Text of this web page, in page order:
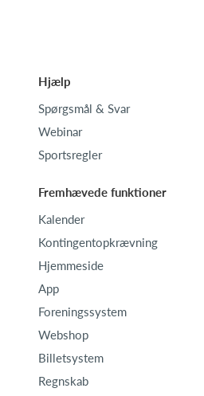
Hjælp
Spørgsmål & Svar
Webinar
Sportsregler
Fremhævede funktioner
Kalender
Kontingentopkrævning
Hjemmeside
App
Foreningssystem
Webshop
Billetsystem
Regnskab